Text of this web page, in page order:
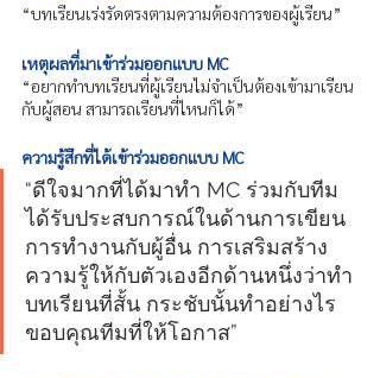
“บทเรียนเร่งรัดตรงตามความต้องการของผู้เรียน”
เหตุผลที่มาเข้าร่วมออกแบบ MC
“อยากทำบทเรียนที่ผู้เรียนไม่จำเป็นต้องเข้ามาเรียน
กับผู้สอน สามารถเรียนที่ไหนก็ได้”
ความรู้สึกที่ได้เข้าร่วมออกแบบ MC
“ดีใจมากที่ได้มาทำ MC ร่วมกับทีม
ได้รับประสบการณ์ในด้านการเขียน
การทำงานกับผู้อื่น การเสริมสร้าง
ความรู้ให้กับตัวเองอีกด้านหนึ่งว่าทำ
บทเรียนที่สั้น กระชับนั้นทำอย่างไร
ขอบคุณทีมที่ให้โอกาส”